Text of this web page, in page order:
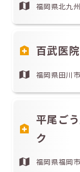
福岡県北九
百武医院
福岡県田川
平尾ご
ク
福岡県福岡